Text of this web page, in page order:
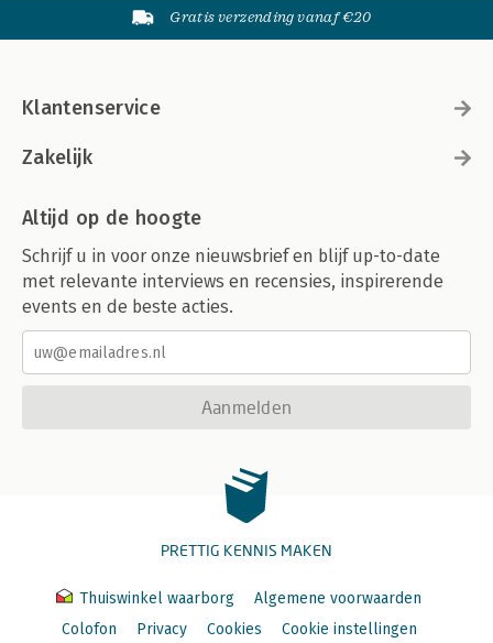
Gratis verzending vanaf €20
Klantenservice
Zakelijk
Altijd op de hoogte
Schrijf u in voor onze nieuwsbrief en blijf up-to-date
met relevante interviews en recensies, inspirerende
events en de beste acties.
Aanmelden
PRETTIG KENNIS MAKEN
Thuiswinkel waarborg
Algemene voorwaarden
Colofon
Privacy Cookies Cookie instellingen